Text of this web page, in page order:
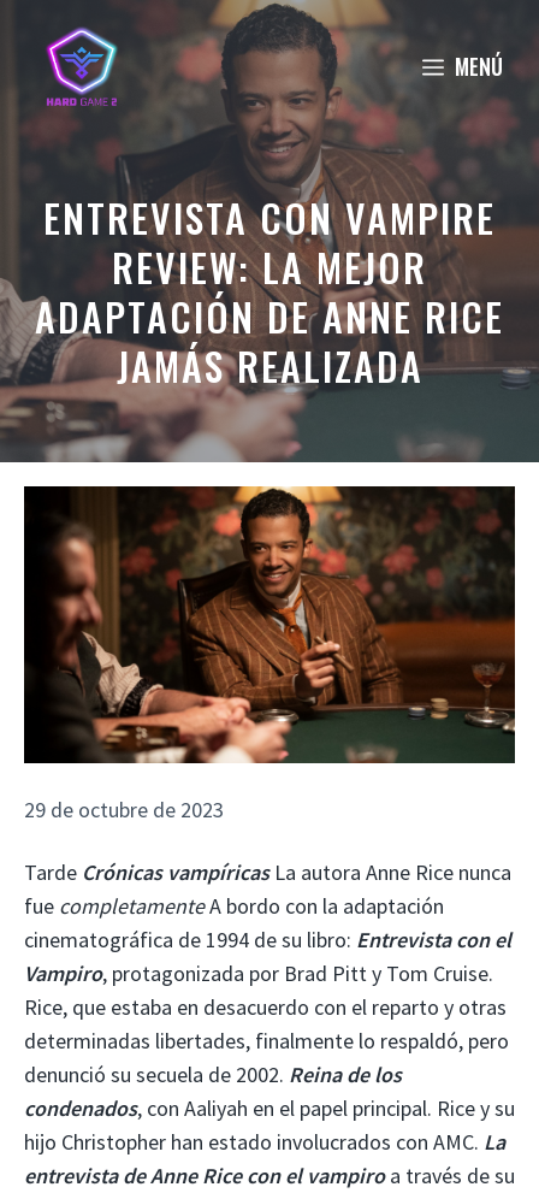
contenido
MENÚ
ENTREVISTA CON VAMPIRE
REVIEW: LA MEJOR
ADAPTACIÓN DE ANNE RICE
JAMÁS REALIZADA
29 de octubre de 2023
Tarde Crónicas vampíricasLa autora Anne Rice nunca
fue completamenteA bordo con la adaptación
cinematográfica de 1994 de su libro: Entrevista con el
Vampiro, protagonizada por Brad Pitt y Tom Cruise.
Rice, que estaba en desacuerdo con el reparto y otras
determinadas libertades, finalmente lo respaldó, pero
denunció su secuela de 2002. Reina de los
condenados, con Aaliyah en el papel principal. Rice y su
hijo Christopher han estado involucrados con AMC. La
entrevista de Anne Rice con el vampiroa través de su